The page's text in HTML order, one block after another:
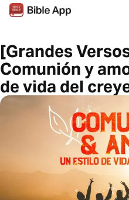
[Grandes
Comunión y
de vida del